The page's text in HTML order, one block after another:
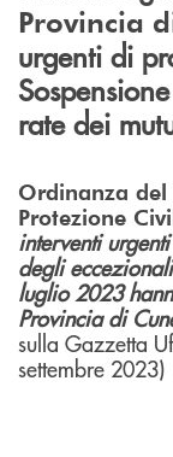
Provincia
urgenti di
rate dei
Ordinanza
Protezione
interventi
degli
luglio 2023
Provincia di
sulla Gazzetta
settembre 2023)